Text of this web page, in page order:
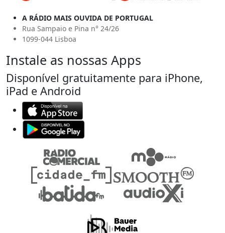
A RÁDIO MAIS OUVIDA DE PORTUGAL
Rua Sampaio e Pina n° 24/26
1099-044 Lisboa
Instale as nossas Apps
Disponível gratuitamente para iPhone,
iPad e Android